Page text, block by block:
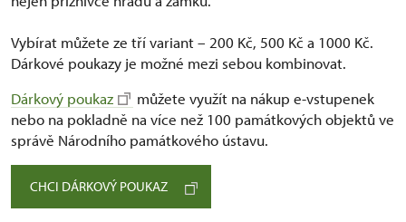
Vybírat můžete ze tří variant –⁠ 200 Kč, 500 Kč a 1000 Kč.
Dárkové poukazy je možné mezi sebou kombinovat.
Dárkový poukaz
můžete využít na nákup e-vstupenek
nebo na pokladně na více než 100 památkových objektů ve
správě Národního památkového ústavu.
CHCI DÁRKOVÝ POUKAZ